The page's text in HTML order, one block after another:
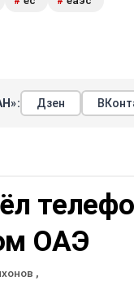
Дзен
ОАЭ
,